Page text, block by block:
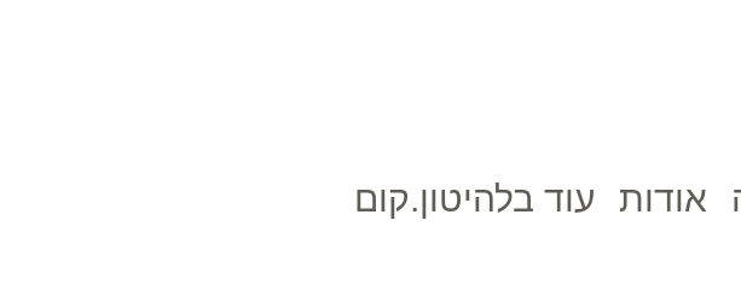
אודות עוד בלהיטון.קום